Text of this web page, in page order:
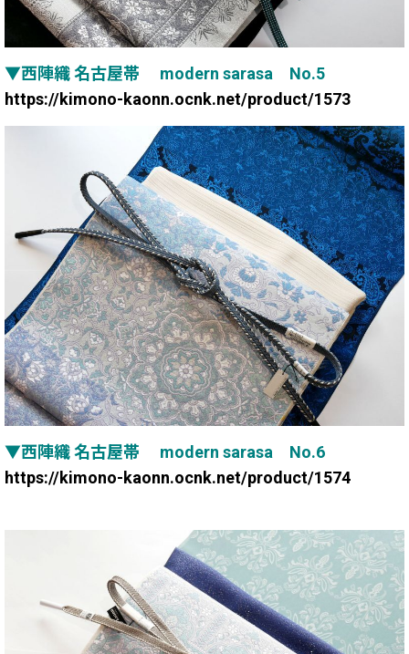
▼西陣織 名古屋帯 modern sarasa No.5
https://kimono-kaonn.ocnk.net/product/1573
▼西陣織 名古屋帯 modern sarasa No.6
https://kimono-kaonn.ocnk.net/product/1574